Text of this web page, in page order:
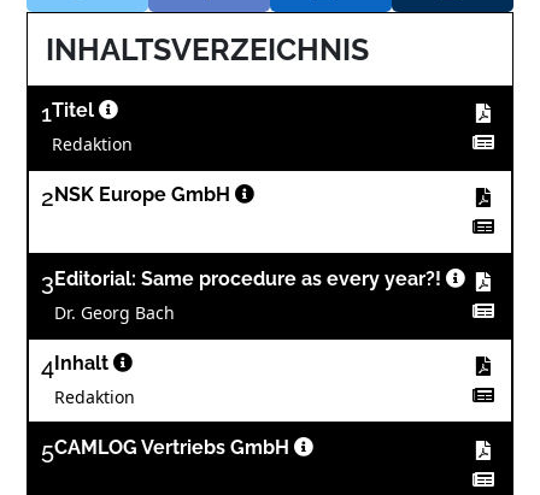
INHALTSVERZEICHNIS
1Titel
Redaktion
2 NSK Europe GmbH
3 Editorial: Same procedure as every year?!
Dr. Georg Bach
4 Inhalt
Redaktion
5CAMLOG Vertriebs GmbH